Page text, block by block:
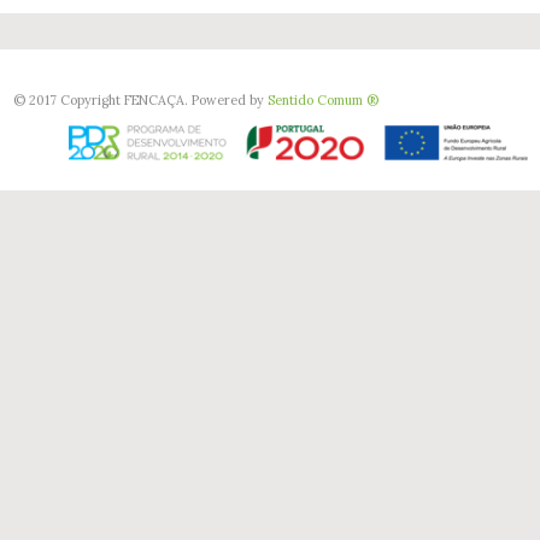
© 2017 Copyright FENCAÇA. Powered by Sentido Comum ®